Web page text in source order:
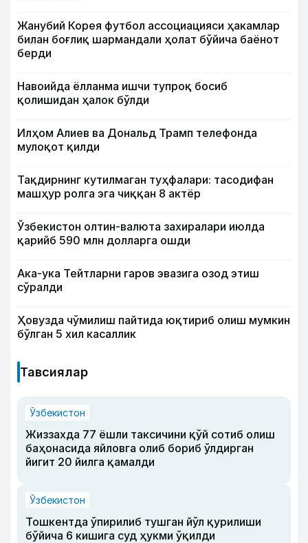
Жанубий Корея футбол ассоциацияси ҳакамлар
билан боғлиқ шармандали ҳолат бўйича баёнот
берди
Навоийда ёлланма ишчи тупроқ босиб
қолишидан ҳалок бўлди
Илҳом Алиев ва Дональд Трамп телефонда
мулоқот қилди
Тақдирнинг кутилмаган туҳфалари: тасодифан
машҳур ролга эга чиққан 8 актёр
Ўзбекистон олтин-валюта захиралари июлда
қарийб 590 млн долларга ошди
Ака-ука Тейтларни гаров эвазига озод этиш
сўралди
Ҳовузда чўмилиш пайтида юқтириб олиш мумкин
бўлган 5 хил касаллик
Тавсиялар
Ўзбекистон
Жиззахда 77 ёшли таксичини қўй сотиб олиш
баҳонасида яйловга олиб бориб ўлдирган
йигит 20 йилга қамалди
Ўзбекистон
Тошкентда ўпирилиб тушган йўл қурилиши
бўйича 6 кишига суд ҳукми ўқилди